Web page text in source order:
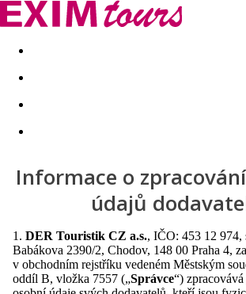
Akční nabídky Last minute
Informace o
údajů
1. DER Touristik CZ a.s., IČO: 453 12 974,
Babákova 2390/2, Chodov, 148 00 Praha 4,
v obchodním rejstříku vedeném Městským
oddíl B, vložka 7557 („Správce“)